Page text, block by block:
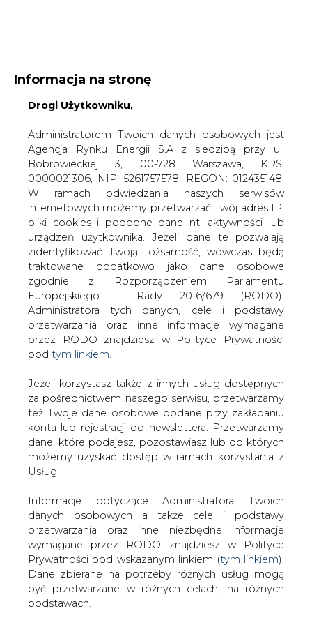
WŁĄCZ CIRE.TV
Administratorem Twoich danych osobowych jest
Bobrowieckiej 3, 00-728 Warszawa, KRS:
W ramach odwiedzania naszych serwisów
internetowych możemy przetwarzać Twój adres IP,
pliki cookies i podobne dane nt. aktywności lub
urządzeń użytkownika. Jeżeli dane te pozwalają
zidentyfikować Twoją tożsamość, wówczas będą
traktowane dodatkowo jako dane osobowe
zgodnie z Rozporządzeniem Parlamentu
Europejskiego i Rady 2016/679 (RODO).
Administratora tych danych, cele i podstawy
przetwarzania oraz inne informacje wymagane
przez RODO znajdziesz w Polityce Prywatności
podtym linkiem.
Jeżeli korzystasz także z innych usług dostępnych
za pośrednictwem naszego serwisu, przetwarzamy
też Twoje dane osobowe podane przy zakładaniu
dane, które podajesz, pozostawiasz lub do których
możemy uzyskać dostęp w ramach korzystania z
Usług.
Informacje dotyczące Administratora Twoich
danych osobowych a także cele i podstawy
przetwarzania oraz inne niezbędne informacje
Prywatności pod wskazanym linkiem (tym linkiem).
Dane zbierane na potrzeby różnych usług mogą
być przetwarzane w różnych celach, na różnych
podstawach.
Pamiętaj, że w związku z przetwarzaniem danych
osobowych przysługuje Ci szereg gwarancji i praw,
a przede wszystkim prawo do odwołania zgody
Strona główna / RYNEK GAZU / W Warszawie kończy
się budowa stacji tankownia pojazdów napędzanych
LNG
2015-07-10 00:00
drukuj
skomentuj
udostępnij:
stacji tankownia pojazdów
napędzanych LNG